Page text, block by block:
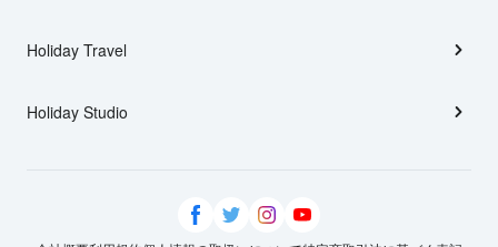
Holiday Travel
Holiday Studio